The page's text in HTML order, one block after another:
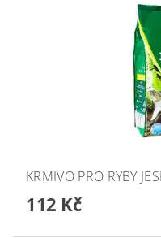
KRMIVO PRO RYBY
112 Kč